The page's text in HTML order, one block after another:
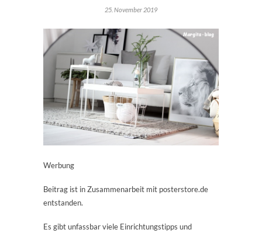
25. November 2019
Werbung
Beitrag ist in Zusammenarbeit mit posterstore.de
entstanden.
Es gibt unfassbar viele Einrichtungstipps und